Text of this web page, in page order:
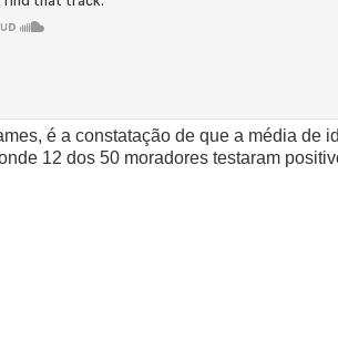
é a constatação de que a média de
12 dos 50 moradores testaram